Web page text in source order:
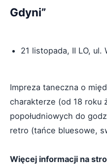
Gdyni”
21 listopada, II LO, ul.
Impreza taneczna o
charakterze (od 18 roku
popołudniowych do
retro (tańce bluesowe,
Więcej informacji na